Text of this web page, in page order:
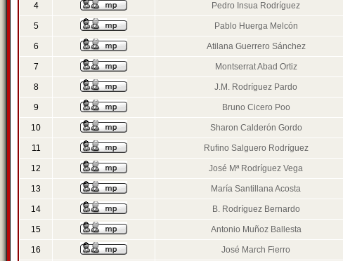
4 Pedro Insua Rodríguez
5 Pablo Huerga Melcón
6 Atilana Guerrero Sánchez
7 Montserrat Abad Ortiz
8 J.M. Rodríguez Pardo
9 Bruno Cicero Poo
10 Sharon Calderón Gordo
11 Rufino Salguero Rodríguez
12 José Mª Rodríguez Vega
13 María Santillana Acosta
14 B. Rodríguez Bernardo
15 Antonio Muñoz Ballesta
16 José March Fierro